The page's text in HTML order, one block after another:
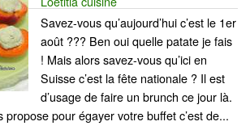
Savez-vous qu’aujourd’hui c’est le 1er
août ??? Ben oui quelle patate je fais
! Mais alors savez-vous qu’ici en
Suisse c’est la fête nationale ? Il est
d’usage de faire un brunch ce jour là.
pour égayer votre buffet c’est de...